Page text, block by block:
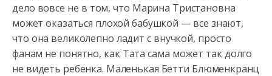
дело вовсе не в том, что Марина Тристановна
может оказаться плохой бабушкой — все знают,
что она великолепно ладит с внучкой, просто
фанам не понятно, как Тата сама может так долго
не видеть ребенка. Маленькая Бетти Блюменкранц